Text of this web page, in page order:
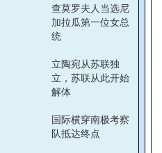
查莫罗夫人当选尼
加拉瓜第一位女总
统
立陶宛从苏联独
立，苏联从此开始
解体
国际横穿南极考察
队抵达终点